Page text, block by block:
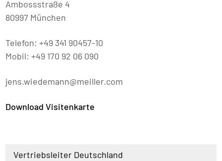
Ambossstraße 4
80997 München
Telefon: +49 341 90457-10
Mobil: +49 170 92 06 090
jens.wiedemann@meiller.com
Download Visitenkarte
Vertriebsleiter Deutschland